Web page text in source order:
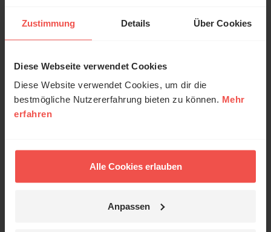
Zustimmung Details Über Cookies
Diese Webseite verwendet Cookies
Diese Website verwendet Cookies, um dir die
bestmögliche Nutzererfahrung bieten zu können. Mehr
erfahren
Alle Cookies erlauben
Anpassen
mein Vertrauen schenke!
Wie gefällt dir dieser
Beitrag?
ERF.de auf Google bevorzugen